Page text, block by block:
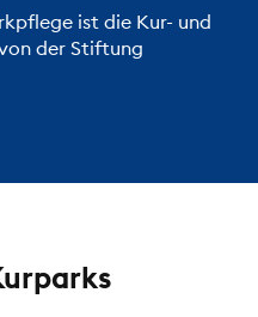
ist die Kur- und
der Stiftung